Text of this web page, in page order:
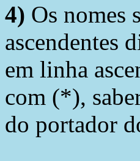
4) Os nomes
ascendentes
em linha
com (*),
do portador